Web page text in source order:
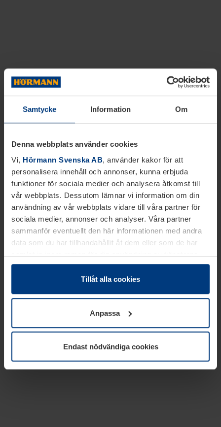
Samtycke Information Om
Denna webbplats använder cookies
Vi, Hörmann Svenska AB, använder kakor för att
personalisera innehåll och annonser, kunna erbjuda
funktioner för sociala medier och analysera åtkomst till
vår webbplats. Dessutom lämnar vi information om din
användning av vår webbplats vidare till våra partner för
sociala medier, annonser och analyser. Våra partner
sammanför eventuellt den här informationen med andra
data som du har tillhandahållit åt dem eller som de har
samlat in inom ramen för din användning av tjänsterna.
Juridiskt kan vi lagra kakor på din enhet, om de är
absolut nödvändiga för driften av den här webbplatsen.
godkännande kan du när som helst ändra eller återkalla i
informationen om kakor underDataskyddsförklaring
vår webbplats.
Tillåt alla cookies
Anpassa
Endast nödvändiga cookies